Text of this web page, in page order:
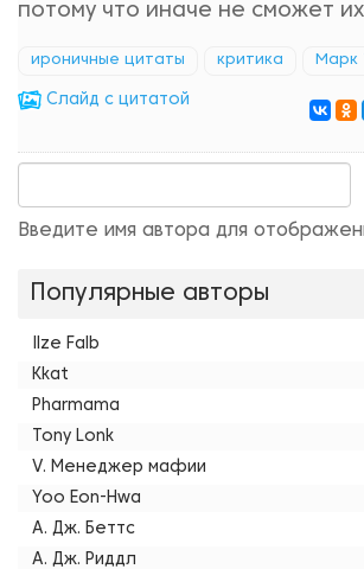
потому что иначе не сможет
ироничные цитаты критика Марк
Cлайд с цитатой
Введите имя автора для
Популярные авторы
Ilze Falb
Kkat
Pharmama
Tony Lonk
V. Менеджер мафии
Yoo Eon-Hwa
А. Дж. Беттс
А. Дж. Риддл